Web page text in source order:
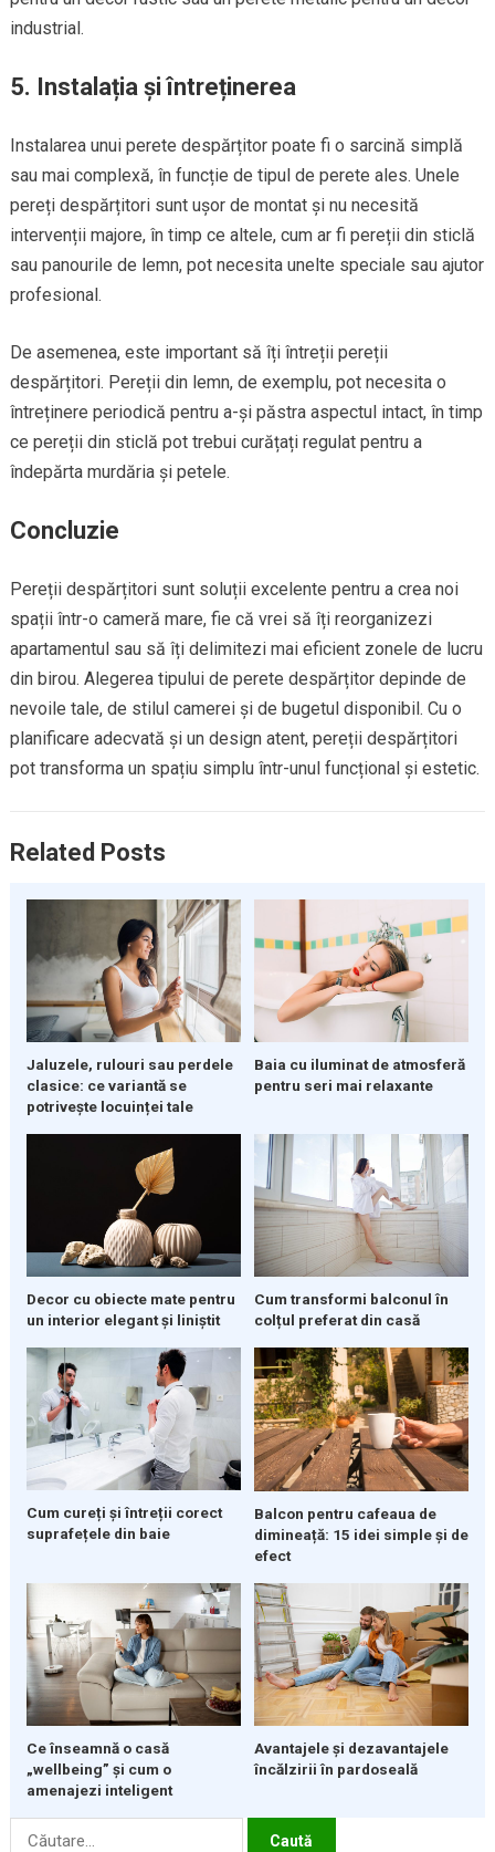
industrial.
5. Instalația și întreținerea
Instalarea unui perete despărțitor poate fi o sarcină simplă
sau mai complexă, în funcție de tipul de perete ales. Unele
pereți despărțitori sunt ușor de montat și nu necesită
intervenții majore, în timp ce altele, cum ar fi pereții din sticlă
sau panourile de lemn, pot necesita unelte speciale sau ajutor
profesional.
De asemenea, este important să îți întreții pereții
despărțitori. Pereții din lemn, de exemplu, pot necesita o
întreținere periodică pentru a-și păstra aspectul intact, în timp
ce pereții din sticlă pot trebui curățați regulat pentru a
îndepărta murdăria și petele.
Concluzie
Pereții despărțitori sunt soluții excelente pentru a crea noi
spații într-o cameră mare, fie că vrei să îți reorganizezi
apartamentul sau să îți delimitezi mai eficient zonele de lucru
din birou. Alegerea tipului de perete despărțitor depinde de
nevoile tale, de stilul camerei și de bugetul disponibil. Cu o
planificare adecvată și un design atent, pereții despărțitori
pot transforma un spațiu simplu într-unul funcțional și estetic.
Related Posts
Jaluzele, rulouri sau perdele
clasice: ce variantă se
potrivește locuinței tale
Baia cu iluminat de atmosferă
pentru seri mai relaxante
Decor cu obiecte mate pentru
un interior elegant și liniștit
Cum transformi balconul în
colțul preferat din casă
Cum cureți și întreții corect
suprafețele din baie
Balcon pentru cafeaua de
dimineață: 15 idei simple și de
efect
Ce înseamnă o casă
„wellbeing” și cum o
amenajezi inteligent
Avantajele și dezavantajele
încălzirii în pardoseală
Caută